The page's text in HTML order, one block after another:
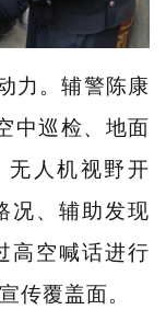
力。辅警陈康
中巡检、地面
无人机视野开
况、辅助发现
高空喊话进行
传覆盖面。